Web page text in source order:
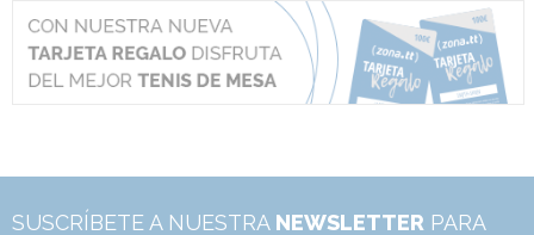
SUSCRÍBETE A NUESTRA NEWSLETTER PARA